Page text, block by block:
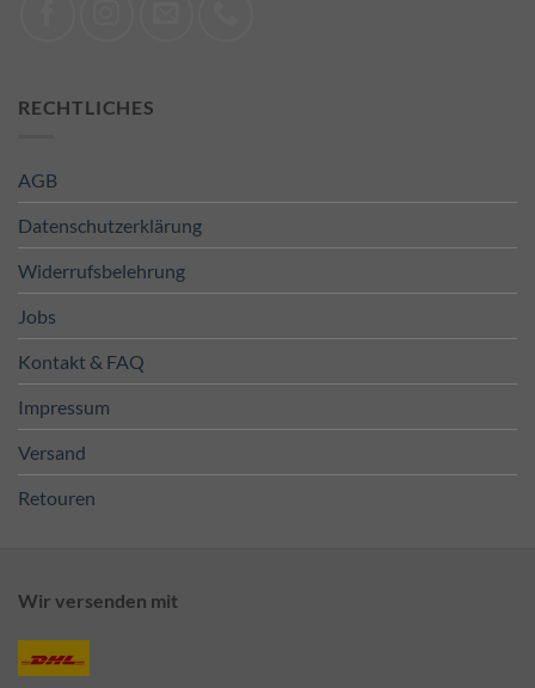
RECHTLICHES
AGB
Datenschutzerklärung
Widerrufsbelehrung
Jobs
Kontakt & FAQ
Impressum
Versand
Retouren
Wir versenden mit